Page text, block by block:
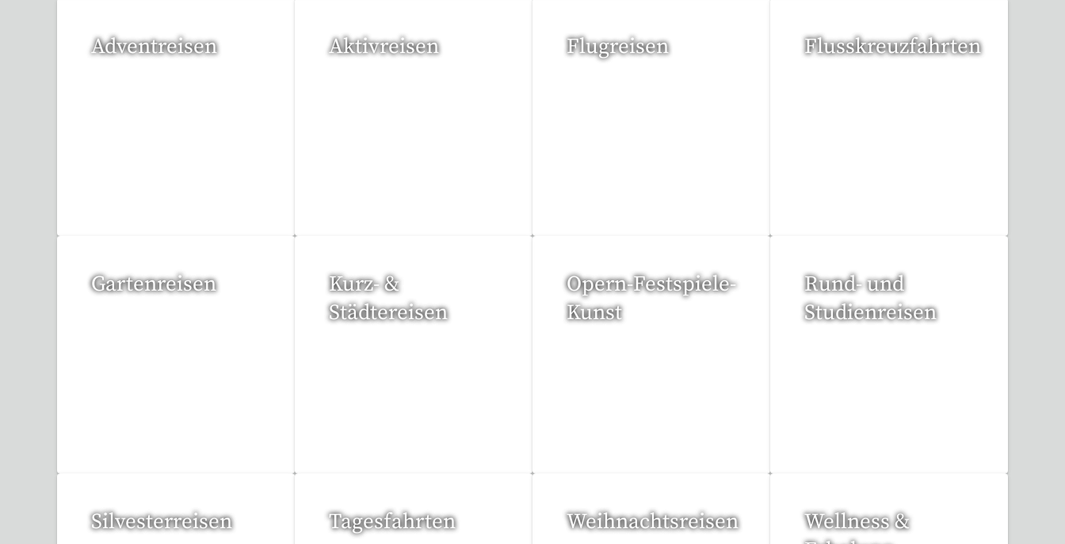
Adventreisen Aktivreisen Flugreisen Flusskreuzfahrten
Gartenreisen
Kurz- &
Städtereisen
Opern-Festspiele-
Kunst
Rund- und
Studienreisen
Silvesterreisen Tagesfahrten Weihnachtsreisen
Wellness &